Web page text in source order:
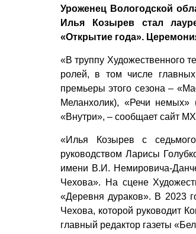
Уроженец Вологодской
Илья Козырев стал
«Открытие года».
«В труппу Художественного
ролей, в том числе
премьеры этого сезона –
Меланхолик), «Речи немых»
«Внутри», – сообщает сайт
«Илья Козырев с
руководством Ларисы
имени В.И. Немировича-
Чехова». На сцене
«Деревня дураков». В 2023
Чехова, которой руководит
главный редактор газеты